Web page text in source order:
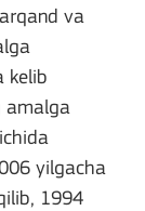
va
kelib
amalga
yilgacha
1994